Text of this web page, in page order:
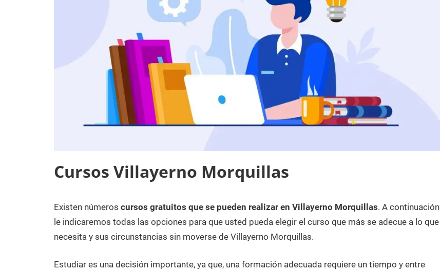
Cursos Villayerno Morquillas
15
de
diciembre
2020
Maria
Cursos
en
Burgos
Existen números cursos gratuitos que se pueden realizar en Villayerno Morquillas. A continuación
le indicaremos todas las opciones para que usted pueda elegir el curso que más se adecue a lo que
necesita y sus circunstancias sin moverse de Villayerno Morquillas.
Estudiar es una decisión importante, ya que, una formación adecuada requiere un tiempo y entre